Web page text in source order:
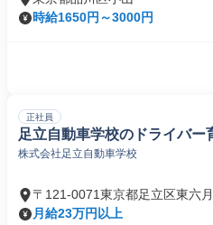
時給1650円～3000円
正社員
足立自動車学校のドライバー
株式会社足立自動車学校
〒121-0071東京都足立区東六
月給23万円以上